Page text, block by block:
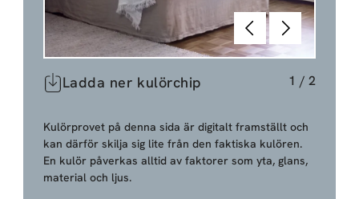
Föregående
Nästa
Ladda ner kulörchip 1 / 2
Kulörprovet på denna sida är digitalt framställt och
kan därför skilja sig lite från den faktiska kulören.
En kulör påverkas alltid av faktorer som yta, glans,
material och ljus.